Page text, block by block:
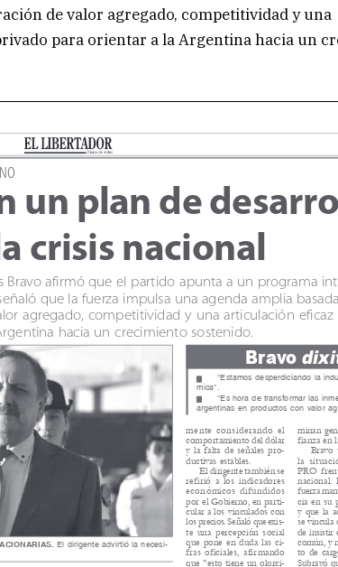
de valor agregado, competitividad y una
para orientar a la Argentina hacia un